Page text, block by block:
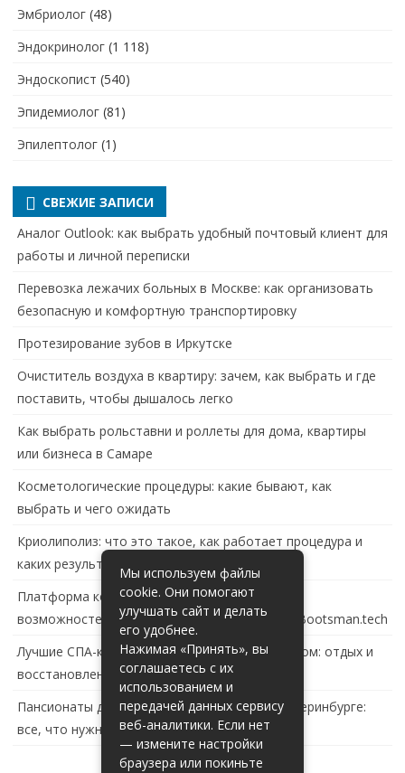
Эмбриолог (48)
Эндокринолог (1 118)
Эндоскопист (540)
Эпидемиолог (81)
Эпилептолог (1)
СВЕЖИЕ ЗАПИСИ
Аналог Outlook: как выбрать удобный почтовый клиент для
работы и личной переписки
Перевозка лежачих больных в Москве: как организовать
безопасную и комфортную транспортировку
Протезирование зубов в Иркутске
Очиститель воздуха в квартиру: зачем, как выбрать и где
поставить, чтобы дышалось легко
Как выбрать рольставни и роллеты для дома, квартиры
или бизнеса в Самаре
Косметологические процедуры: какие бывают, как
выбрать и чего ожидать
Криолиполиз: что это такое, как работает процедура и
каких результатов ждать
Платформа контейнеризации в России: обзор
возможностей и перспектив развития сайта Bootsman.tech
Лучшие СПА-комплексы в Тольятти с бассейном: отдых и
восстановление за городом
Пансионаты для пожилых с деменцией в Екатеринбурге:
все, что нужно знать
Мы используем файлы
cookie. Они помогают
улучшать сайт и делать
его удобнее.
Нажимая «Принять», вы
соглашаетесь с их
использованием и
передачей данных сервису
веб-аналитики. Если нет
— измените настройки
браузера или покиньте